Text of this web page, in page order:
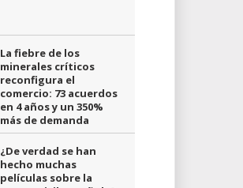
La fiebre de los
minerales críticos
reconfigura el
comercio: 73 acuerdos
en 4 años y un 350%
más de demanda
¿De verdad se han
hecho muchas
películas sobre la